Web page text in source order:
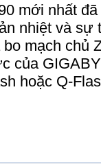
mới nhất
nhiệt và
mạch chủ
của
hoặc Q-